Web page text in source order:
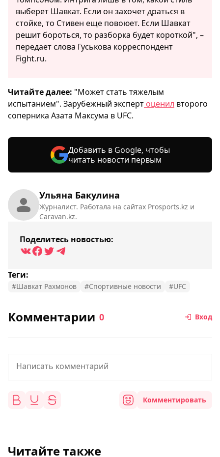
Ульяна Бакулина
Журналист. Работала на сайтах Prosports.kz и
Caravan.kz.
Поделитесь новостью:
Теги:
#Шавкат Рахмонов #Спортивные новости #UFC
выберет Шавкат. Если он захочет драться в
стойке, то Стивен еще повоюет. Если Шавкат
решит бороться, то разборка будет короткой", –
передает слова Гуськова корреспондент
Fight.ru.
Читайте далее: "Может стать тяжелым
испытанием". Зарубежный эксперт оценил второго
соперника Азата Максума в UFC.
Добавить в Google, чтобы
читать новости первым
Комментарии 0 Вход
Комментировать
Читайте также